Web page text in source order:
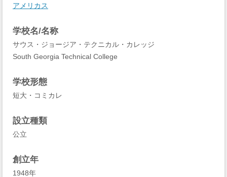
アメリカス
学校名/名称
サウス・ジョージア・テクニカル・カレッジ
South Georgia Technical College
学校形態
短大・コミカレ
設立種類
公立
創立年
1948年